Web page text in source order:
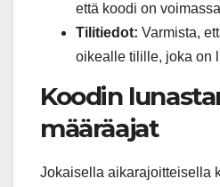
että koodi on
Tilitiedot: Varmista,
oikealle tilille, joka on
Koodin
määräajat
Jokaisella aikarajoitteisella